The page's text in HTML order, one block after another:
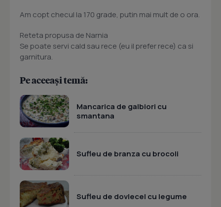
Am copt checul la 170 grade, putin mai mult de o ora.
Reteta propusa de Narnia
Se poate servi cald sau rece (eu il prefer rece) ca si
garnitura.
Pe aceeași temă:
Mancarica de galbiori cu
smantana
Sufleu de branza cu brocoli
Sufleu de dovlecel cu legume